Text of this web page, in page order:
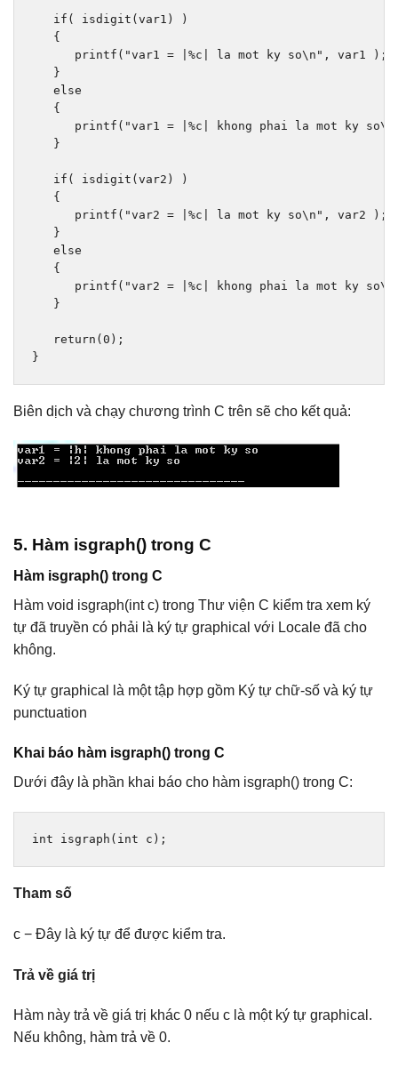
if ( isdigit (var1 )
)
{
      printf
( "var1 = |%c| la mot ky so\n" , var1
);
}
else
{
      printf
( "var1 = |%c| khong phai la mot ky
}
if ( isdigit (var2 )
)
{
      printf
( "var2 = |%c| la mot ky so\n" , var2
);
}
else
{
      printf
( "var2 = |%c| khong phai la mot ky
}
return (0 );
}
Biên dịch và chạy chương trình C trên sẽ cho kết quả:
5. Hàm isgraph() trong C
Hàm isgraph() trong C
Hàm void isgraph(int c) trong Thư viện C kiểm tra xem ký
tự đã truyền có phải là ký tự graphical với Locale đã cho
không.
Ký tự graphical là một tập hợp gồm Ký tự chữ-số và ký tự
punctuation
Khai báo hàm isgraph() trong C
Dưới đây là phần khai báo cho hàm isgraph() trong C:
int isgraph ( int c );
Tham số
c − Đây là ký tự để được kiểm tra.
Trả về giá trị
Hàm này trả về giá trị khác 0 nếu c là một ký tự graphical.
Nếu không, hàm trả về 0.